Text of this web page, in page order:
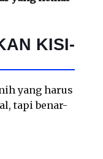
KISI-
yang harus
tapi benar-